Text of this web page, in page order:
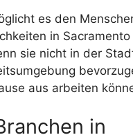
es den
in
sie nicht in der
aus arbeiten
in